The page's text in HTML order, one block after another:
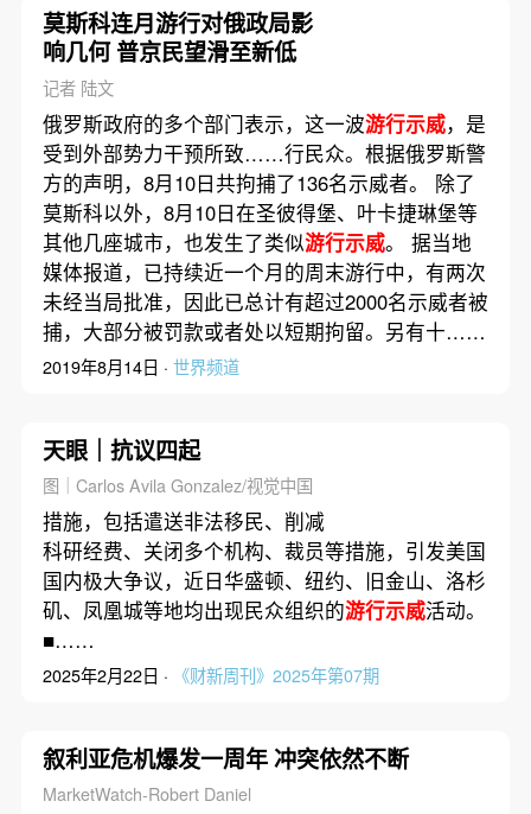
莫斯科连月游行对俄政局影
响几何 普京民望滑至新低
记者 陆文
俄罗斯政府的多个部门表示，这一波游行示威，是
受到外部势力干预所致……行民众。根据俄罗斯警
方的声明，8月10日共拘捕了136名示威者。 除了
莫斯科以外，8月10日在圣彼得堡、叶卡捷琳堡等
其他几座城市，也发生了类似游行示威。 据当地
媒体报道，已持续近一个月的周末游行中，有两次
未经当局批准，因此已总计有超过2000名示威者被
捕，大部分被罚款或者处以短期拘留。另有十……
2019年8月14日 · 世界频道
天眼｜抗议四起
图｜Carlos Avila Gonzalez/视觉中国
措施，包括遣送非法移民、削减
科研经费、关闭多个机构、裁员等措施，引发美国
国内极大争议，近日华盛顿、纽约、旧金山、洛杉
矶、凤凰城等地均出现民众组织的游行示威活动。
■……
2025年2月22日 · 《财新周刊》2025年第07期
叙利亚危机爆发一周年 冲突依然不断
MarketWatch-Robert Daniel